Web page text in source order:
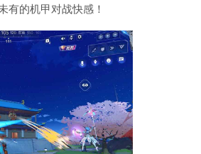
有的机甲对战快感！